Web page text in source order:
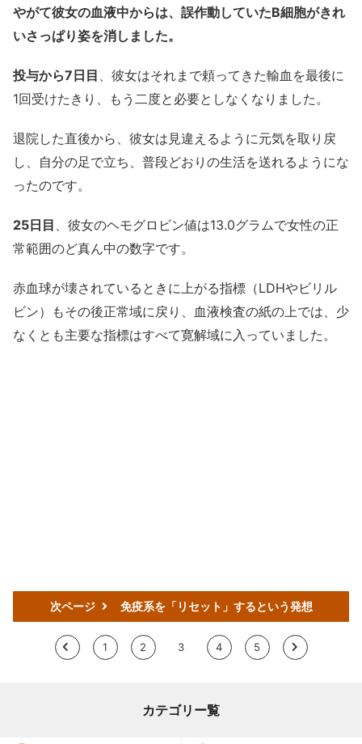
やがて彼女の血液中からは、誤作動していたB細胞がきれ
いさっぱり姿を消しました。
投与から7日目 、彼女はそれまで頼ってきた輸血を最後に
1回受けたきり、もう二度と必要としなくなりました。
退院した直後から、彼女は見違えるように元気を取り戻
し、自分の足で立ち、普段どおりの生活を送れるようにな
ったのです。
25日目 、彼女のヘモグロビン値は13.0グラムで女性の正
常範囲のど真ん中の数字です。
赤血球が壊されているときに上がる指標（LDHやビリル
ビン）もその後正常域に戻り、血液検査の紙の上では、少
なくとも主要な指標はすべて寛解域に入っていました。
次ページ 免疫系を「リセット」するという発想
< 1 2 3 4 5 >
カテゴリー覧